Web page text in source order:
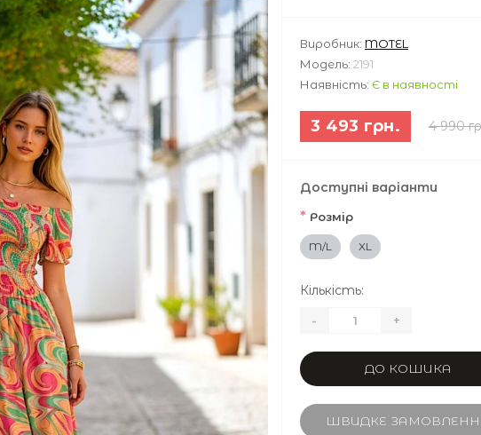
Виробник: MOTEL
Модель: 2191
Наявність: Є в наявності
3 493 грн. 4 990
Доступні варіанти
* Розмір
M/L XL
Кількість:
- +
ДО КОШИКА
ШВИДКЕ